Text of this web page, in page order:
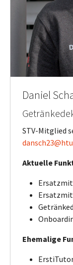
Daniel
STV-Mitglied
Aktuelle
Ehemalige
ErstiTutor